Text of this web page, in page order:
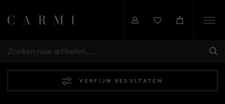
ZOEKEN
VERFIJN RESULTATEN